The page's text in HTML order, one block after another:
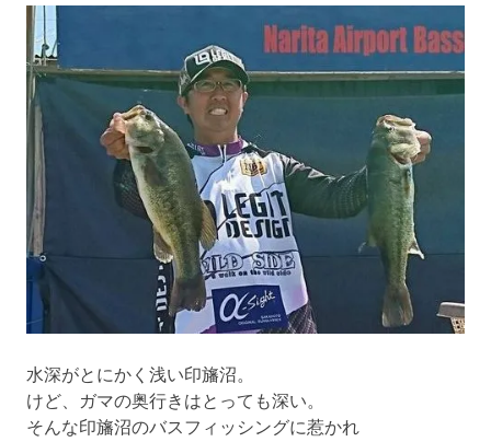
ゲ
ー
シ
ョ
ン
水深がとにかく浅い印旛沼。
けど、ガマの奥行きはとっても深い。
そんな印旛沼のバスフィッシングに惹かれ